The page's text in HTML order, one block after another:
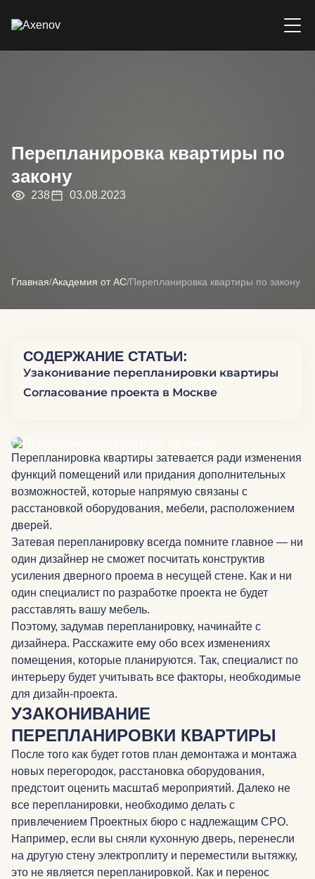
Перепланировка квартиры по
закону
238 03.08.2023
Главная/Академия от АС/Перепланировка квартиры по закону
Перепланировка квартиры затевается ради изменения
функций помещений или придания дополнительных
возможностей, которые напрямую связаны с
расстановкой оборудования, мебели, расположением
дверей.
Затевая перепланировку всегда помните главное — ни
один дизайнер не сможет посчитать конструктив
усиления дверного проема в несущей стене. Как и ни
один специалист по разработке проекта не будет
расставлять вашу мебель.
Поэтому, задумав перепланировку, начинайте с
дизайнера. Расскажите ему обо всех изменениях
помещения, которые планируются. Так, специалист по
интерьеру будет учитывать все факторы, необходимые
для дизайн-проекта.
УЗАКОНИВАНИЕ
ПЕРЕПЛАНИРОВКИ КВАРТИРЫ
После того как будет готов план демонтажа и монтажа
новых перегородок, расстановка оборудования,
предстоит оценить масштаб мероприятий. Далеко не
все перепланировки, необходимо делать с
привлечением Проектных бюро с надлежащим СРО.
Например, если вы сняли кухонную дверь, перенесли
на другую стену электроплиту и переместили вытяжку,
это не является перепланировкой. Как и перенос
СОДЕРЖАНИЕ СТАТЬИ:
Узаконивание перепланировки квартиры
Согласование проекта в Москве